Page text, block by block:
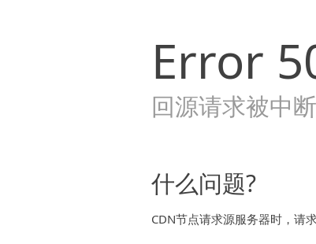
Error
回源请求被中断
什么问题?
CDN节点请求源服务器时，请